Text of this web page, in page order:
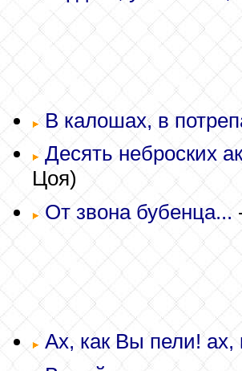
В калошах, в
Десять неброских
Цоя)
От звона бубенца...
Ах, как Вы пели!